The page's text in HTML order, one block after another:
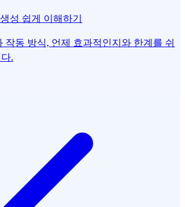
성 쉽게 이해하기
작동 방식, 언제 효과적인지와 한계를 쉬
.